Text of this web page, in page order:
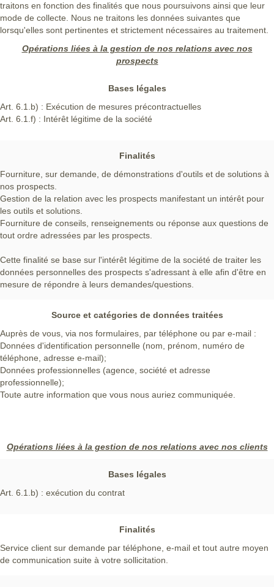
traitons en fonction des finalités que nous poursuivons ainsi que leur
mode de collecte. Nous ne traitons les données suivantes que
lorsqu'elles sont pertinentes et strictement nécessaires au traitement.
Opérations liées à la gestion de nos relations avec nos
prospects
Bases légales
Art. 6.1.b) : Exécution de mesures précontractuelles
Art. 6.1.f) : Intérêt légitime de la société
Finalités
Fourniture, sur demande, de démonstrations d'outils et de solutions à
nos prospects.
Gestion de la relation avec les prospects manifestant un intérêt pour
les outils et solutions.
Fourniture de conseils, renseignements ou réponse aux questions de
tout ordre adressées par les prospects.
Cette finalité se base sur l'intérêt légitime de la société de traiter les
données personnelles des prospects s'adressant à elle afin d'être en
mesure de répondre à leurs demandes/questions.
Source et catégories de données traitées
Auprès de vous, via nos formulaires, par téléphone ou par e-mail :
Données d'identification personnelle (nom, prénom, numéro de
téléphone, adresse e-mail);
Données professionnelles (agence, société et adresse
professionnelle);
Toute autre information que vous nous auriez communiquée.
Opérations liées à la gestion de nos relations avec nos clients
Bases légales
Art. 6.1.b) : exécution du contrat
Finalités
Service client sur demande par téléphone, e-mail et tout autre moyen
de communication suite à votre sollicitation.